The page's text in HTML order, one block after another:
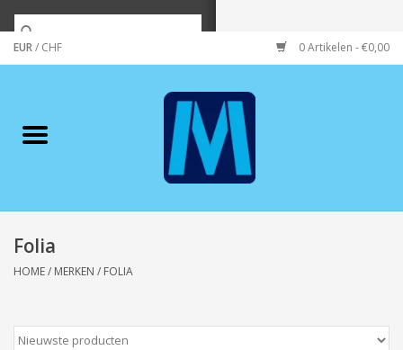
EUR/ CHF 0 Artikelen - €0,00
Merken
Wonen/koken/huishouden
Wenskaarten
Folia
HOME/ MERKEN / FOLIA